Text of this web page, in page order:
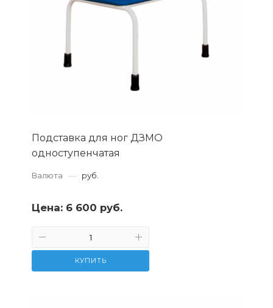
Подставка для ног ДЗМО
одноступенчатая
Валюта — руб.
Цена: 6 600 руб.
КУПИТЬ